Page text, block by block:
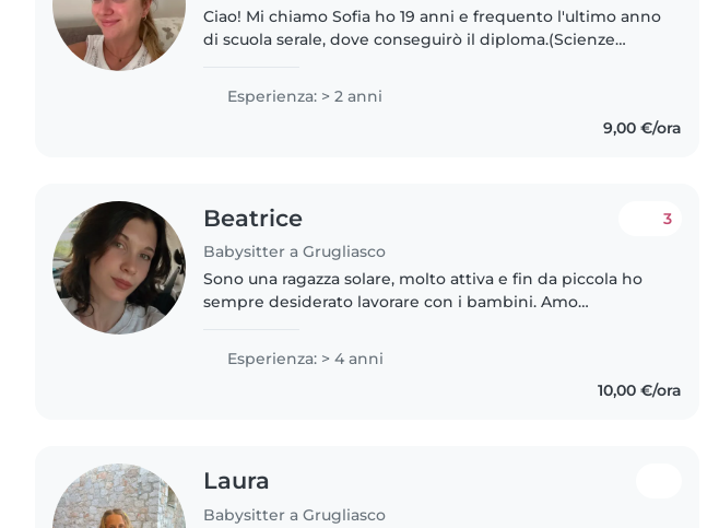
Ciao! Mi chiamo Sofia ho 19 anni e frequento l'ultimo anno
di scuola serale, dove conseguirò il diploma.(Scienze
Esperienza: > 2 anni
9,00 €/ora
Beatrice
Babysitter a Grugliasco
3
Sono una ragazza solare, molto attiva e fin da piccola ho
sempre desiderato lavorare con i bambini. Amo
mondo spensierato..
Esperienza: > 4 anni
10,00 €/ora
Laura
Babysitter a Grugliasco